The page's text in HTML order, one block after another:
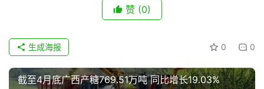
专
题
赞 (0)
0 0
生成海报
截至4月底广西产糖769.51万吨 同比增长19.03%